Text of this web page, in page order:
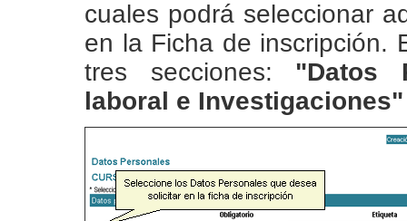
cuales podrá seleccionar
en la Ficha de inscripción.
tres secciones: "Datos
laboral e Investigaciones"